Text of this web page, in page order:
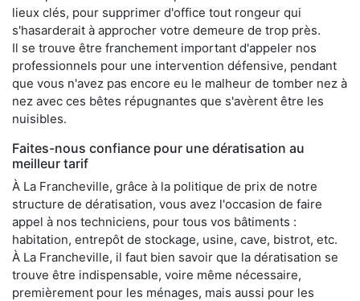
lieux clés, pour supprimer d'office tout rongeur qui
s'hasarderait à approcher votre demeure de trop près.
Il se trouve être franchement important d'appeler nos
professionnels pour une intervention défensive, pendant
que vous n'avez pas encore eu le malheur de tomber nez à
nez avec ces bêtes répugnantes que s'avèrent être les
nuisibles.
Faites-nous confiance pour une dératisation au
meilleur tarif
À La Francheville, grâce à la politique de prix de notre
structure de dératisation, vous avez l'occasion de faire
appel à nos techniciens, pour tous vos bâtiments :
habitation, entrepôt de stockage, usine, cave, bistrot, etc.
À La Francheville, il faut bien savoir que la dératisation se
trouve être indispensable, voire même nécessaire,
premièrement pour les ménages, mais aussi pour les